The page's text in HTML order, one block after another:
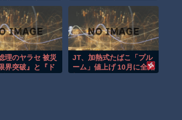
理のヤラセ 被災
界突破』と『ド
JT、加熱式たばこ「プル
ーム」値上げ 10月に全銘